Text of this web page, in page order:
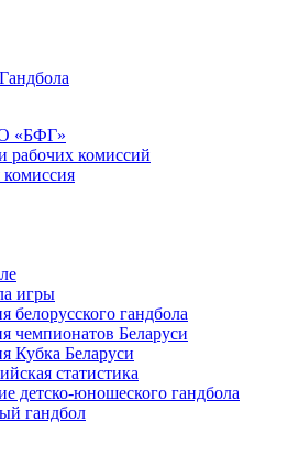
«БФГ»
рабочих комиссий
комиссия
игры
белорусского гандбола
чемпионатов Беларуси
Кубка Беларуси
статистика
детско-юношеского гандбола
гандбол